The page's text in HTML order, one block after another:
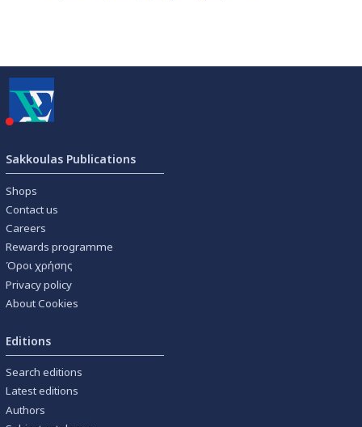
Sakkoulas Publications
Shops
Contact us
Careers
Rewards programme
Όροι χρήσης
Privacy policy
About Cookies
Editions
Search editions
Latest editions
Authors